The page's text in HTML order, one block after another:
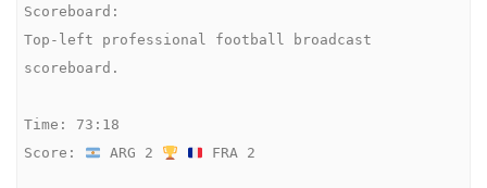
Scoreboard:
Top-left professional football broadcast
scoreboard.
Time: 73:18
Score:
ARG 2 FRA 2